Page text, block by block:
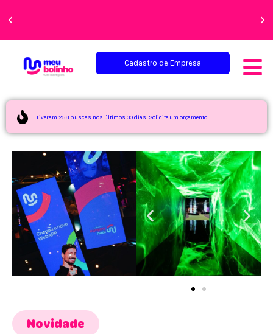
perfeita!
Cadastro de Empresa
Tiveram 258 buscas nos últimos 30 dias! Solicite um orçamento!
Novidade